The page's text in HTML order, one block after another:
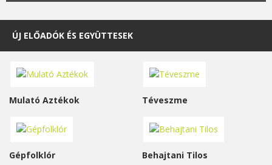
ÚJ ELŐADÓK ÉS EGYÜTTESEK
Mulató Aztékok Téveszme
Gépfolklór Behajtani Tilos